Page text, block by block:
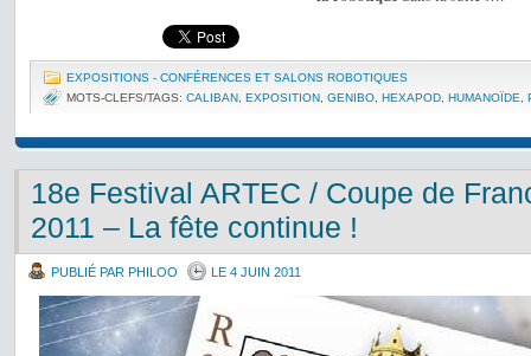
EXPOSITIONS - CONFÉRENCES ET SALONS ROBOTIQUES
MOTS-CLEFS/TAGS: CALIBAN EXPOSITION GENIBO HEXAPOD HUMANOÏDE
18e Festival ARTEC / Coupe de
2011 – La fête continue !
PUBLIÉ PAR PHILOO LE 4 JUIN 2011